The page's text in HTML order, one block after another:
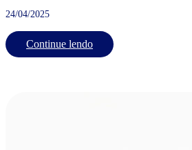
24/04/2025
Continue lendo